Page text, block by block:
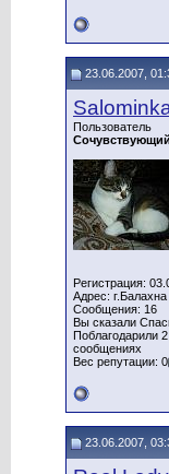
23.06.2007,
Пользователь
Сочувствующий
Регистрация:
Адрес: г.Балахна
Сообщения: 16
Вы сказали
Поблагодарили
сообщениях
Вес репутации: 0
23.06.2007,